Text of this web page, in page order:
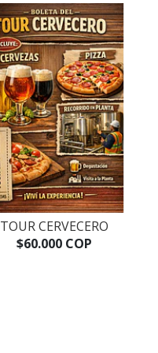
TOUR CERVECERO
$60.000 COP